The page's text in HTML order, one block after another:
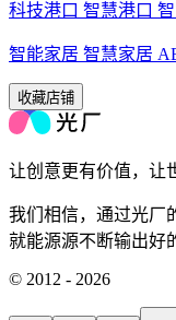
科技港口 智慧港口
智能家居 智慧家居
收藏店铺
让创意更有价值，让
我们相信，通过光厂
就能源源不断输出好
© 2012 - 2026